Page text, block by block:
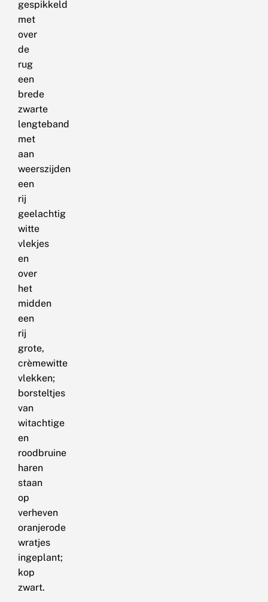
gespikkeld
met
over
de
rug
een
brede
zwarte
lengteband
met
aan
weerszijden
een
rij
geelachtig
witte
vlekjes
en
over
het
midden
een
rij
grote,
crèmewitte
vlekken;
borsteltjes
van
witachtige
en
roodbruine
haren
staan
op
verheven
oranjerode
wratjes
ingeplant;
kop
zwart.